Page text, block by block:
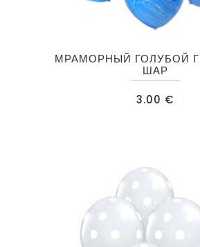
МРАМОРНЫЙ ГОЛУБОЙ
ШАР
3.00 €